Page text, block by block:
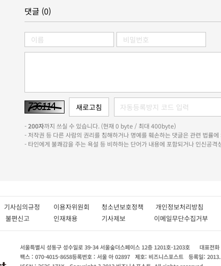
댓글 (0)
-200자까지 쓰실 수 있습니다. (현재 0 byte / 최대 400byte)
- 저작권 등 다른 사람의 권리를 침해하거나 명예를 훼손하는 댓글은 관련 법률
- 타인에게 불쾌감을 주는 욕설 등 비하하는 단어가 내용에 포함되거나 인신공격
기사심의규정 이용자위원회 청소년보호정책 개인정보처리방침
불편신고 인재채용 기사제보 이메일무단수집거부
서울특별시 성동구 성수일로 39-34 서울숲더스페이스 12층 1201호-1203호 대표전
팩스 : 070-4015-8658등록번호 : 서울 아 02897 제호: 비즈니스포스트 등록일: